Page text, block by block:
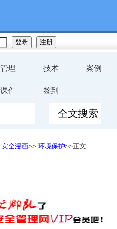
管理 技术 案例
课件 签到
安全漫画>> 环境保护>>正文